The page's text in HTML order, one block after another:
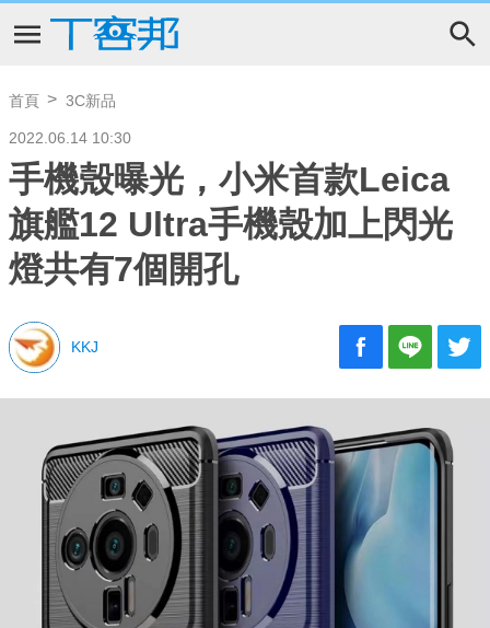
首頁 3C新品
2022.06.14 10:30
手機殼曝光，小米首款Leica
旗艦12 Ultra手機殼加上閃光
燈共有7個開孔
KKJ